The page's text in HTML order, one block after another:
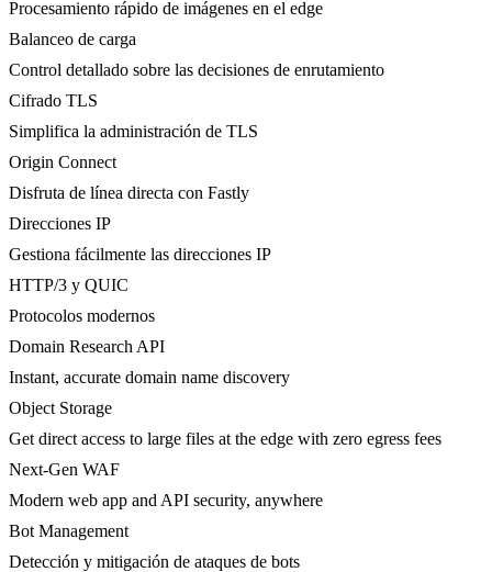
Procesamiento rápido de imágenes en el edge
Balanceo de carga
Control detallado sobre las decisiones de enrutamiento
Cifrado TLS
Simplifica la administración de TLS
Origin Connect
Disfruta de línea directa con Fastly
Direcciones IP
Gestiona fácilmente las direcciones IP
HTTP/3 y QUIC
Protocolos modernos
Domain Research API
Instant, accurate domain name discovery
Object Storage
Get direct access to large files at the edge with zero egress fees
Next-Gen WAF
Modern web app and API security, anywhere
Bot Management
Detección y mitigación de ataques de bots